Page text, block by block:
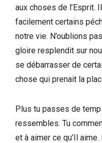
aux choses de l’Esprit.
facilement certains
notre vie. N’oublions
gloire resplendit sur
se débarrasser de
chose qui prenait la
Plus tu passes de
ressembles. Tu
et à aimer ce qu’Il